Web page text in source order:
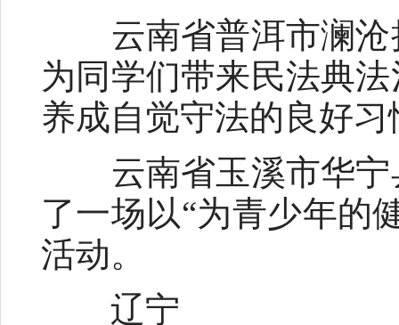
云南省普洱市澜沧
为同学们带来民法典
养成自觉守法的良好习
云南省玉溪市华宁
了一场以“为青少年的
活动。
辽宁